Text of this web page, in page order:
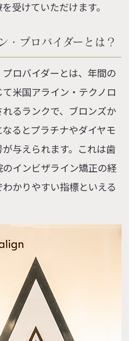
受けていただけます。
・プロバイダーとは？
ロバイダーとは、年間の
米国アライン・テクノロ
るランクで、ブロンズか
るとプラチナやダイヤモ
与えられます。これは歯
インビザライン矯正の経
かりやすい指標といえる